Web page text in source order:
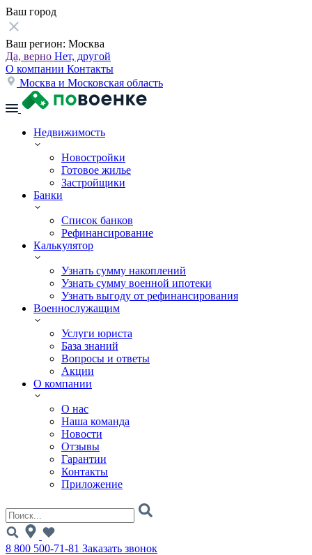
Ваш город
Ваш регион: Москва
Да, верно Нет, другой
О компании Контакты
Москва и Московская область
Недвижимость
Новостройки
Готовое жилье
Застройщики
Банки
Список банков
Рефинансирование
Калькулятор
Узнать сумму накоплений
Узнать сумму военной ипотеки
Узнать выгоду от рефинансирования
Военнослужащим
Услуги юриста
База знаний
Вопросы и ответы
Акции
О компании
О нас
Наша команда
Новости
Отзывы
Гарантии
Контакты
Приложение
8 800 500-71-81 Заказать звонок